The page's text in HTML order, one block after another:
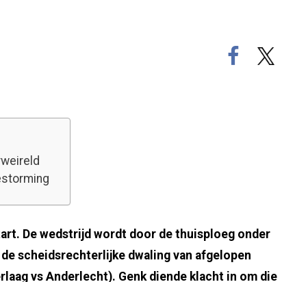
De wedstrijd wordt door de thuisploeg onder
scheidsrechterlijke dwaling van afgelopen
vs Anderlecht). Genk diende klacht in om die